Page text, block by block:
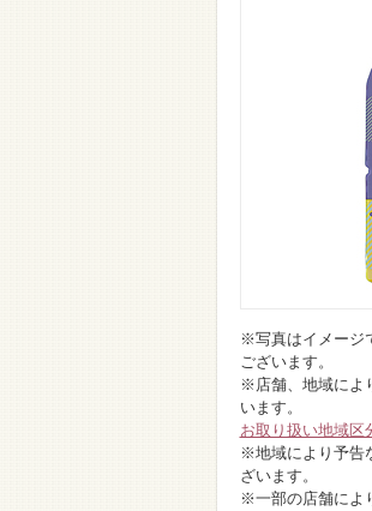
※写真はイメージ
ございます。
※店舗、地域によ
います。
お取り扱い地域区
※地域により予告
ざいます。
※一部の店舗によ